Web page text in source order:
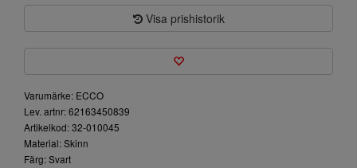
Visa prishistorik
Varumärke: ECCO
Lev. artnr: 62163450839
Artikelkod: 32-010045
Material: Skinn
Färg: Svart